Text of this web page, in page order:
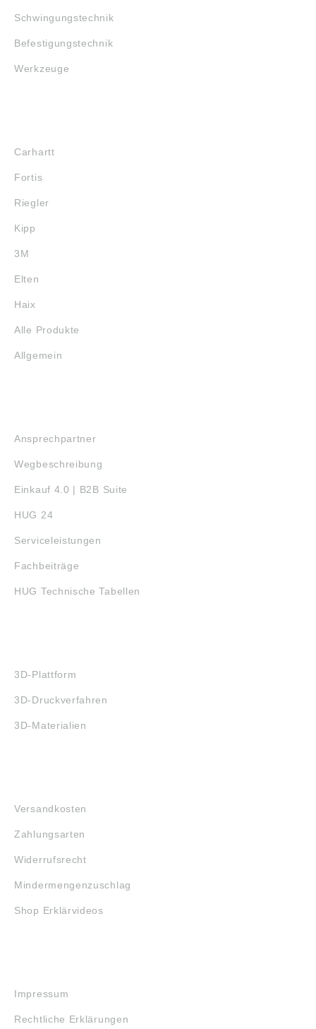
Schwingungstechnik
Befestigungstechnik
Werkzeuge
Carhartt
Fortis
Riegler
Kipp
3M
Elten
Haix
Alle Produkte
Allgemein
Ansprechpartner
Wegbeschreibung
Einkauf 4.0 | B2B Suite
HUG 24
Serviceleistungen
Fachbeiträge
HUG Technische Tabellen
3D-Plattform
3D-Druckverfahren
3D-Materialien
Versandkosten
Zahlungsarten
Widerrufsrecht
Mindermengenzuschlag
Shop Erklärvideos
Impressum
Rechtliche Erklärungen